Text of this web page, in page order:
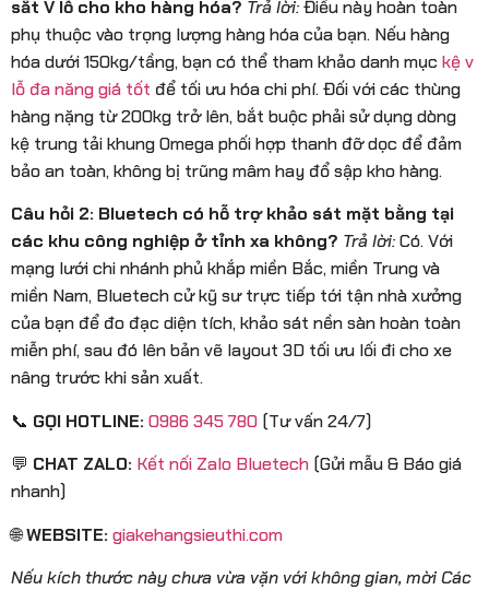
sắt V lỗ cho kho hàng hóa? Trả lời:Điều này hoàn toàn
phụ thuộc vào trọng lượng hàng hóa của bạn. Nếu hàng
hóa dưới 150kg/tầng, bạn có thể tham khảo danh mục kệ v
lỗ đa năng giá tốt để tối ưu hóa chi phí. Đối với các thùng
hàng nặng từ 200kg trở lên, bắt buộc phải sử dụng dòng
kệ trung tải khung Omega phối hợp thanh đỡ dọc để đảm
bảo an toàn, không bị trũng mâm hay đổ sập kho hàng.
Câu hỏi 2: Bluetech có hỗ trợ khảo sát mặt bằng tại
các khu công nghiệp ở tỉnh xa không? Trả lời:Có. Với
mạng lưới chi nhánh phủ khắp miền Bắc, miền Trung và
miền Nam, Bluetech cử kỹ sư trực tiếp tới tận nhà xưởng
của bạn để đo đạc diện tích, khảo sát nền sàn hoàn toàn
miễn phí, sau đó lên bản vẽ layout 3D tối ưu lối đi cho xe
nâng trước khi sản xuất.
📞 GỌI HOTLINE: 0986 345 780 (Tư vấn 24/7)
💬 CHAT ZALO: Kết nối Zalo Bluetech (Gửi mẫu & Báo giá
nhanh)
🌐WEBSITE: giakehangsieuthi.com
Nếu kích thước này chưa vừa vặn với không gian, mời Các